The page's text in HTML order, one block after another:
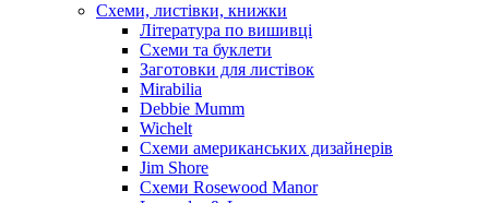
Схеми, листівки, книжки
Література по вишивці
Схеми та буклети
Заготовки для листівок
Mirabilia
Debbie Mumm
Wichelt
Схеми американських дизайнерів
Jim Shore
Cхеми Rosewood Manor